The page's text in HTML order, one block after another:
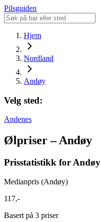
Pilsguiden
Hjem
Nordland
Andøy
Velg sted:
Andenes
Ølpriser – Andøy
Prisstatistikk for Andøy
Medianpris (Andøy)
117,-
Basert på 3 priser